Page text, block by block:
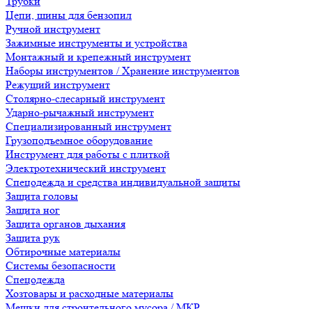
Цепи, шины для бензопил
Ручной инструмент
Зажимные инструменты и устройства
Монтажный и крепежный инструмент
Наборы инструментов / Хранение инструментов
Режущий инструмент
Столярно-слесарный инструмент
Ударно-рычажный инструмент
Специализированный инструмент
Грузоподъемное оборудование
Инструмент для работы с плиткой
Электротехнический инструмент
Спецодежда и средства индивидуальной защиты
Защита головы
Защита ног
Защита органов дыхания
Защита рук
Обтирочные материалы
Системы безопасности
Спецодежда
Хозтовары и расходные материалы